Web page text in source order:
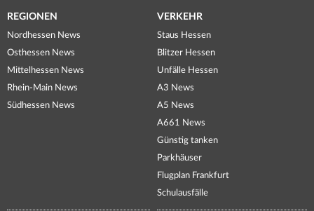
REGIONEN
Nordhessen News
Osthessen News
Mittelhessen News
Rhein-Main News
Südhessen News
VERKEHR
Staus Hessen
Blitzer Hessen
Unfälle Hessen
A3 News
A5 News
A661 News
Günstig tanken
Parkhäuser
Flugplan Frankfurt
Schulausfälle